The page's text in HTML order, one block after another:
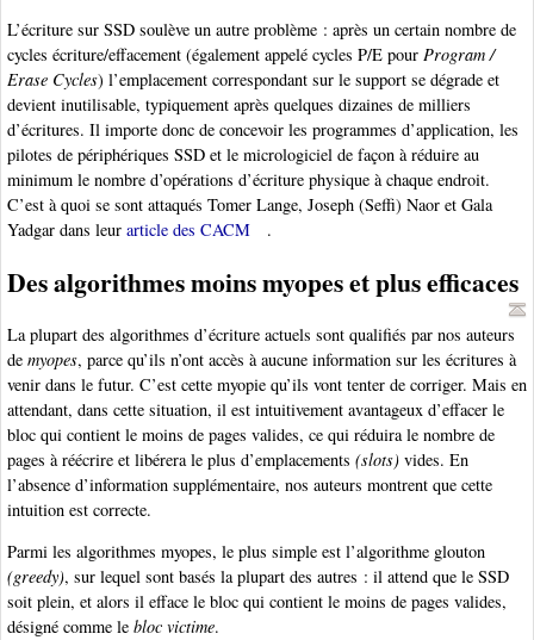
L’écriture sur SSD soulève un autre problème : après un certain nombre de
cycles écriture/effacement (également appelé cycles P/E pour Program /
Erase Cycles) l’emplacement correspondant sur le support se dégrade et
devient inutilisable, typiquement après quelques dizaines de milliers
d’écritures. Il importe donc de concevoir les programmes d’application, les
pilotes de périphériques SSD et le micrologiciel de façon à réduire au
minimum le nombre d’opérations d’écriture physique à chaque endroit.
C’est à quoi se sont attaqués Tomer Lange, Joseph (Seffi) Naor et Gala
Yadgar dans leur article des CACM .
Des algorithmes moins myopes et plus efficaces
La plupart des algorithmes d’écriture actuels sont qualifiés par nos auteurs
de myopes, parce qu’ils n’ont accès à aucune information sur les écritures à
venir dans le futur. C’est cette myopie qu’ils vont tenter de corriger. Mais en
attendant, dans cette situation, il est intuitivement avantageux d’effacer le
bloc qui contient le moins de pages valides, ce qui réduira le nombre de
pages à réécrire et libérera le plus d’emplacements (slots) vides. En
l’absence d’information supplémentaire, nos auteurs montrent que cette
intuition est correcte.
Parmi les algorithmes myopes, le plus simple est l’algorithme glouton
(greedy), sur lequel sont basés la plupart des autres : il attend que le SSD
soit plein, et alors il efface le bloc qui contient le moins de pages valides,
désigné comme le bloc victime.